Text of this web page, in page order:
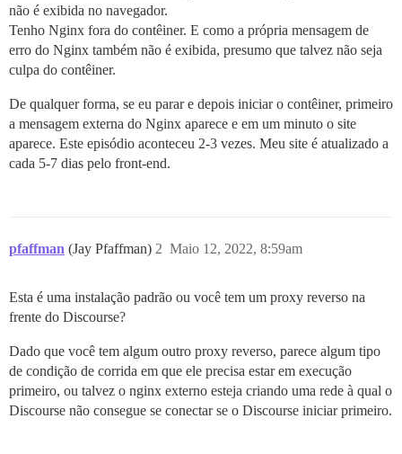
não é exibida no navegador.
Tenho Nginx fora do contêiner. E como a própria mensagem de
erro do Nginx também não é exibida, presumo que talvez não seja
culpa do contêiner.
De qualquer forma, se eu parar e depois iniciar o contêiner, primeiro
a mensagem externa do Nginx aparece e em um minuto o site
aparece. Este episódio aconteceu 2-3 vezes. Meu site é atualizado a
cada 5-7 dias pelo front-end.
pfaffman (Jay Pfaffman) Maio 12, 2022, 8:59am
2
Esta é uma instalação padrão ou você tem um proxy reverso na
frente do Discourse?
Dado que você tem algum outro proxy reverso, parece algum tipo
de condição de corrida em que ele precisa estar em execução
primeiro, ou talvez o nginx externo esteja criando uma rede à qual o
Discourse não consegue se conectar se o Discourse iniciar primeiro.